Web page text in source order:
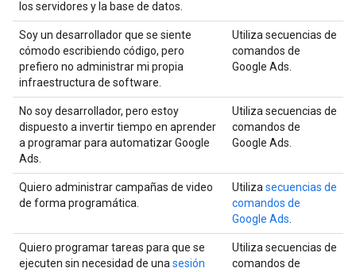
los servidores y la base de datos.
Soy un desarrollador que se siente
cómodo escribiendo código, pero
prefiero no administrar mi propia
infraestructura de software.
Utiliza secuencias de
comandos de
Google Ads.
No soy desarrollador, pero estoy
dispuesto a invertir tiempo en aprender
a programar para automatizar Google
Ads.
Utiliza secuencias de
comandos de
Google Ads.
Quiero administrar campañas de video
de forma programática.
Utiliza secuencias de
comandos de
Google Ads
Quiero programar tareas para que se
ejecuten sin necesidad de una sesión
Utiliza secuencias de
comandos de